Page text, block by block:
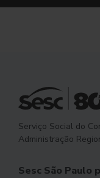
Serviço Social do
Administração
Sesc São Paulo